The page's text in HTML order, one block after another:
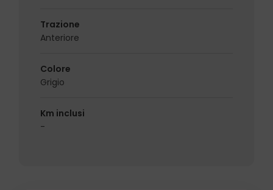
Trazione
Anteriore
Colore
Grigio
Km inclusi
-